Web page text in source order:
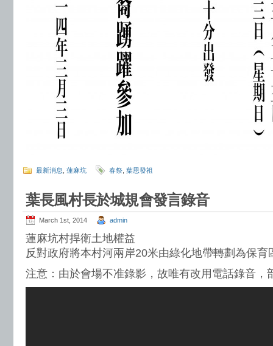
最新消息 蓮麻坑 春祭 葉思發祖
葉長風村長於城規會發言錄音
March 1st, 2014 admin
蓮麻坑村捍衛土地權益
反對政府將本村河兩岸20米由綠化地帶轉劃為保育
注意：由於會場不准錄影，故唯有改用電話錄音，